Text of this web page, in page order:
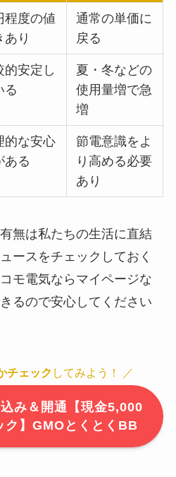
程度の値
あり
通常の単価に
戻る
的安定し
る
夏・冬などの
使用量増で急
増
的な安心
ある
節電意識をよ
り高める必要
あり
無は私たちの生活に直結
ースをチェックしておく
モ電気ならマイページな
るので安心してください
チェック してみよう！ ／
み＆開通【現金5,000
ク】GMOとくとくBB